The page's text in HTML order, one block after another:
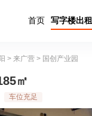
首页 写字楼出租
> 来广营> 国创产业园
㎡
车位充足